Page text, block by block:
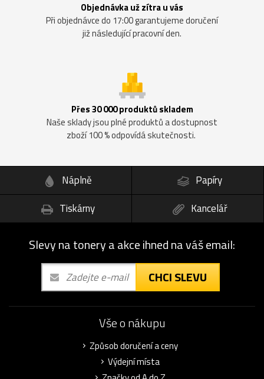
Objednávka už zítra u vás
Při objednávce do 17:00 garantujeme doručení
již následující pracovní den.
Přes 30 000 produktů skladem
Naše sklady jsou plné produktů a dostupnost
zboží 100 % odpovídá skutečnosti.
Náplně
Papíry
Tiskárny
Kancelář
Slevy na tonery a akce ihned na váš email:
CHCI SLEVU
Vše o nákupu
Způsob doručení a ceny
Výdejní místa